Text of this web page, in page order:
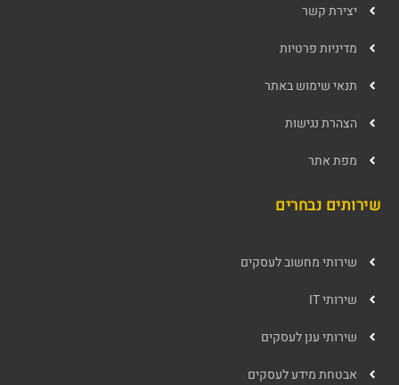
יצירת קשר
מדיניות פרטיות
תנאי שימוש באתר
הצהרת נגישות
מפת אתר
שירותים נבחרים
שירותי מחשוב לעסקים
שירותי IT
שירותי ענן לעסקים
אבטחת מידע לעסקים